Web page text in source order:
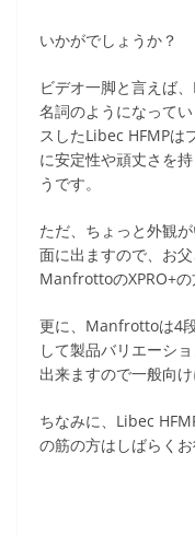
いかがでしょうか？
ビデオ一脚と言えば
名詞のようになって
スしたLibec HFMPは
に安定性や頑丈さを
うです。
ただ、ちょっと外観
面に出ますので、お
ManfrottoのXPRO+
更に、Manfrottoは4
して製品バリエーシ
出来ますので一般向
ちなみに、Libec
の筋の方はしばらくお